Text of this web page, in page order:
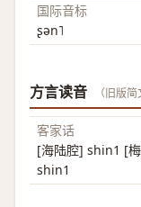
国际音标
ʂən˥
方言读音 （旧版简
客家话
[海陆腔] shin1 [
shin1